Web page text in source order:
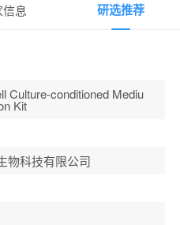
信息 研选推荐
Culture-conditioned Mediu
Kit
物科技有限公司